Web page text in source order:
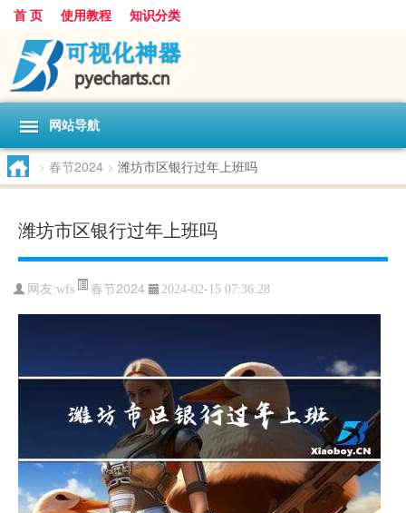
首 页 使用教程 知识分类
网站导航
> 春节2024 > 潍坊市区银行过年上班吗
潍坊市区银行过年上班吗
网友:wfs 春节2024 2024-02-15 07:36:28